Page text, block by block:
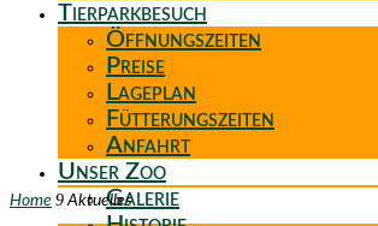
Tierparkbesuch
Öffnungszeiten
Preise
Lageplan
Fütterungszeiten
Anfahrt
Unser Zoo
Galerie
Home 9 Aktuelles